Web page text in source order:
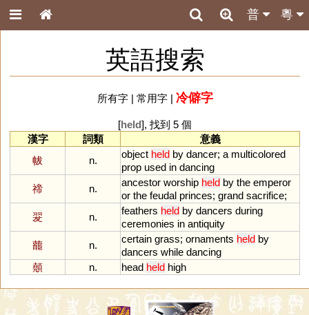
粵
普
英語搜索
所有字| 常用字| 冷僻字
[held], 找到 5 個
漢字
詞類
意義
帗
n.
object held by dancer; a multicolored
prop used in dancing
禘
n.
ancestor worship held by the emperor
or the feudal princes; grand sacrifice;
翇
n.
feathers held by dancers during
ceremonies in antiquity
藣
n.
certain grass; ornaments held by
dancers while dancing
顤
n. head held high